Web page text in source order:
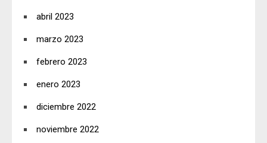
abril 2023
marzo 2023
febrero 2023
enero 2023
diciembre 2022
noviembre 2022